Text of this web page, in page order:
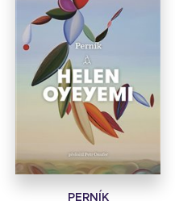
PERNÍK